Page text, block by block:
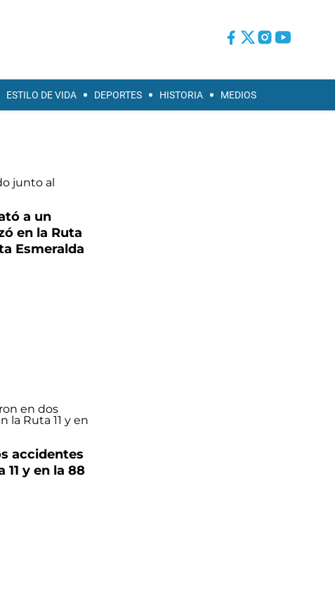
ESTILO DE VIDA DEPORTES HISTORIA MEDIOS
a un
en la Ruta
Esmeralda
accidentes
y en la 88